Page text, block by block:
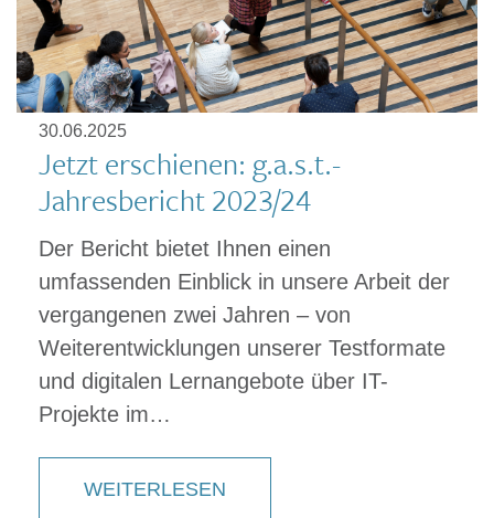
30.06.2025
Jetzt erschienen: g.a.s.t.-
Jahresbericht 2023/24
Der Bericht bietet Ihnen einen
umfassenden Einblick in unsere Arbeit der
vergangenen zwei Jahren – von
Weiterentwicklungen unserer Testformate
und digitalen Lernangebote über IT-
Projekte im…
WEITERLESEN